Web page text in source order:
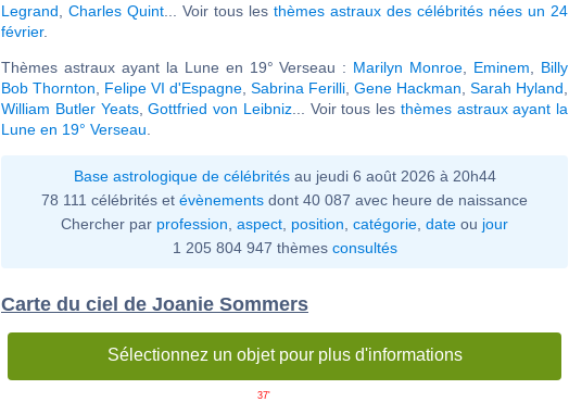
Legrand
Charles Quint ... Voir tous les thèmes astraux des célébrités nées un 24
février.
Thèmes astraux ayant la Lune en 19° Verseau : Marilyn Monroe Eminem
Billy
Bob Thornton
Felipe VI d'Espagne Sabrina Ferilli Gene Hackman Sarah Hyland
William Butler Yeats,Gottfried von Leibniz... Voir tous les thèmes astraux ayant la
Lune en 19° Verseau
Base astrologique de célébritésau jeudi 6 août 2026 à 20h44
78 111 célébrités et évènements dont 40 087 avec heure de naissance
Chercher par profession aspect position catégorie date ou jour
1 205 804 947 thèmes consultés
Carte du ciel de Joanie Sommers
Sélectionnez un objet pour plus d'informations
37'